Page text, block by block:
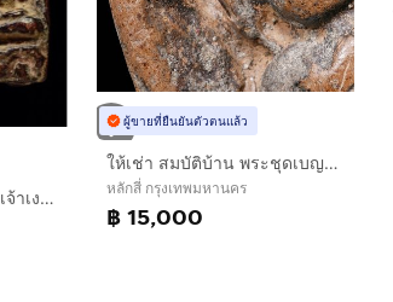
(ของขวัญ ลดพิเศษสดๆ) เจ้าเงาะ พระซุ้มกอ พิมพ์ใหญ่ มีลายกนก เนื้อดิน กรุลานทุ่งเศรษฐี จ.กำแพงเพชร " มีกูแล้วไม่จน "(สวยแท้ ราคาจับต้องได้)
ผู้ขายที่ยืนยันตัวตนแล้ว
ให้เช่า สมบัติบ้าน พระชุดเบญจภาคี พระกำแพงซุ้มกอ พิมพ์ใหญ่ เจ้าเงาะ เนื้อเก่าจัด มีมวลสาร สภาพใช้
หลักสี่ กรุงเทพมหานคร
฿ 15,000